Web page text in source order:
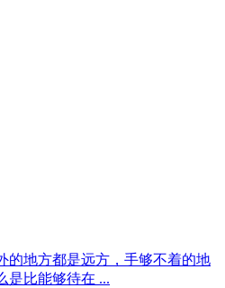
的地方都是远方，手够不着的地
是比能够待在 ...